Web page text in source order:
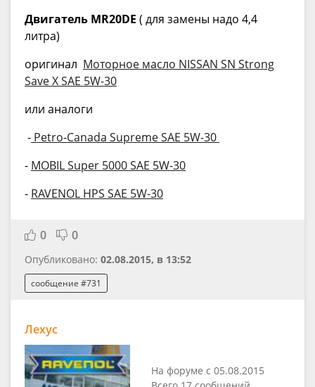
Двигатель MR20DE ( для замены надо 4,4
литра)
оригинал Моторное масло NISSAN SN Strong
Save X SAE 5W-30
или аналоги
- Petro-Canada Supreme SAE 5W-30
- MOBIL Super 5000 SAE 5W-30
- RAVENOL HPS SAE 5W-30
0 0
Опубликовано: 02.08.2015, в 13:52
сообщение #731
Лехус
На форуме с 05.08.2015